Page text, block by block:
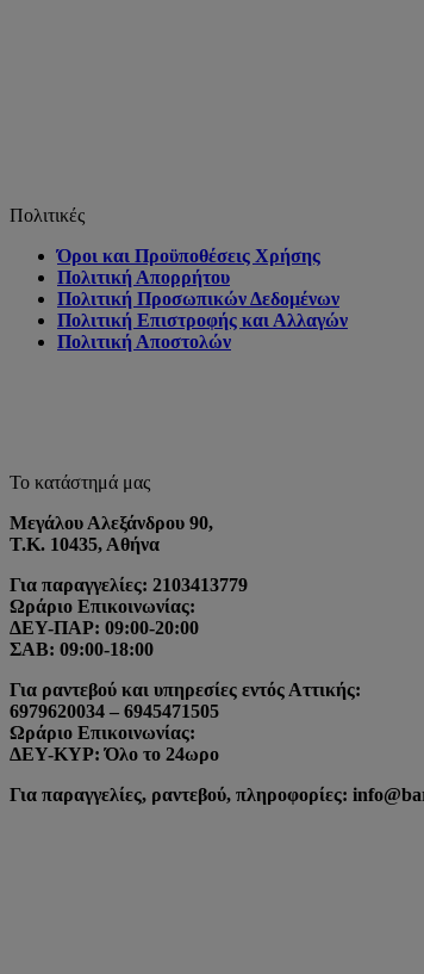
Πολιτικές
Όροι και Προϋποθέσεις Χρήσης
Πολιτική Απορρήτου
Πολιτική Προσωπικών Δεδομένων
Πολιτική Επιστροφής και Αλλαγών
Πολιτική Αποστολών
Το κατάστημά μας
Μεγάλου Αλεξάνδρου 90,
Τ.Κ. 10435, Αθήνα
Για παραγγελίες: 2103413779
Ωράριο Επικοινωνίας:
ΔΕΥ-ΠΑΡ: 09:00-20:00
ΣΑΒ: 09:00-18:00
Για ραντεβού και υπηρεσίες εντός Αττικής:
6979620034 – 6945471505
Ωράριο Επικοινωνίας:
ΔΕΥ-ΚΥΡ: Όλο το 24ωρο
Για παραγγελίες, ραντεβού, πληροφορίες: